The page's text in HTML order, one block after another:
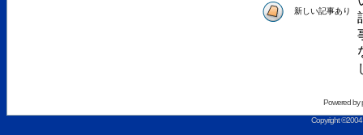
新しい記事あり
Powered by
Copyright ©2004